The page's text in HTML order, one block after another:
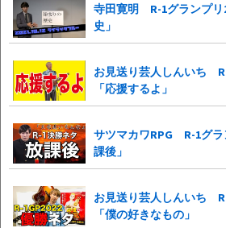
寺田寛明 R-1グランプ
史」
お見送り芸人しんいち
「応援するよ」
サツマカワRPG R-1グ
課後」
お見送り芸人しんいち
「僕の好きなもの」